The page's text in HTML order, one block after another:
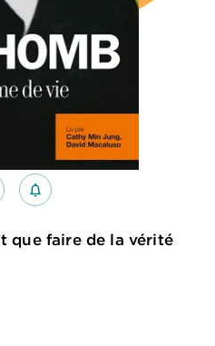
notifications_none_outlined
que faire de la vérité